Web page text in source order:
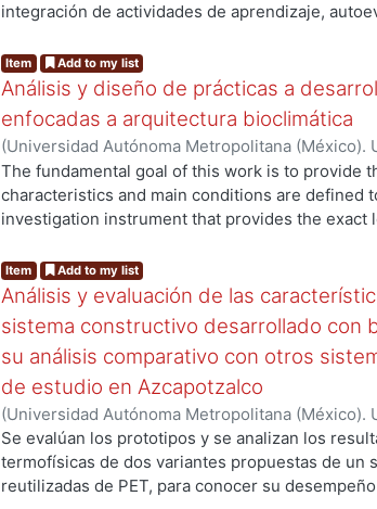
integración de actividades de aprendizaje,
complementen los conocimientos y
de clases presenciales. Esto es una realidad,
cada alumno puede lograr todo su potencial
proporcionan las herramientas adecuadas. El
conectará las actividades diarias de profesores
el apoyo de múltiples herramientas como:
aprendizaje, pruebas, encuestas, incorporación
actividades educativas, herramientas de
más fácilmente al profesor analizar y tomar
por ejemplo, redefinir algunas estrategias de
efectivas. La División de Ciencias y Artes para
problema contará con el apoyo virtual de la
Universidad Autónoma Metropolitana
Administrador de Enseñanza y Aprendizaje de
CourseSites de Blackboard y la Aula Virtual en
Item Add to my list
Análisis y diseño de prácticas a
enfocadas a arquitectura bioclimática
(Universidad Autónoma Metropolitana (México).
de Servicios de Información. ,2012-11)Pedraza
The fundamental goal of this work is to provide
characteristics and main conditions are defined
investigation instrument that provides the exact
applications of the experimental aerodynamic
learned how geographic accidents and
characteristics that surround the building. It is
behavior be modeled by the elements
roofs, canopies and tops. And finally there’s
case study for the optimization of ventilation.
Item Add to my list
Análisis y evaluación de las
sistema constructivo desarrollado con
su análisis comparativo con otros
de estudio en Azcapotzalco
(Universidad Autónoma Metropolitana (México).
de Servicios de Información.,2011-10)Valerdi
Se evalúan los prototipos y se analizan los
termofísicas de dos variantes propuestas de un
reutilizadas de PET, para conocer su